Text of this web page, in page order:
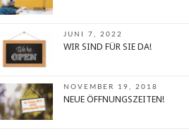
JUNI 7, 2022
WIR SIND FÜR SIE DA!
NOVEMBER 19, 2018
NEUE ÖFFNUNGSZEITEN!